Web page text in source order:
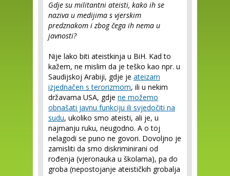
Gdje su militantni ateisti, kako ih se
naziva u medijima s vjerskim
predznakom i zbog čega ih nema u
javnosti?
Nije lako biti ateistkinja u BiH. Kad to
kažem, ne mislim da je teško kao npr. u
Saudijskoj Arabiji, gdje je ateizam
izjednačen s terorizmom, ili u nekim
državama USA, gdje ne možemo
obnašati javnu funkciju ili svjedočiti na
sudu, ukoliko smo ateisti, ali je, u
najmanju ruku, neugodno. A o toj
nelagodi se puno ne govori. Dovoljno je
zamisliti da smo diskriminirani od
rođenja (vjeronauka u školama), pa do
groba (nepostojanje ateističkih grobalja